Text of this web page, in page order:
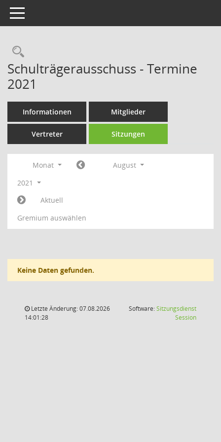
Toggle navigation
Rechercheauswahl
Schulträgerausschuss - Termine
2021
Informationen Mitglieder
Vertreter Sitzungen
Monat
August
2021
Aktuell
Gremium auswählen
Keine Daten gefunden.
Letzte Änderung: 07.08.2026
14:01:28
Software:Sitzungsdienst
Session(Wird in